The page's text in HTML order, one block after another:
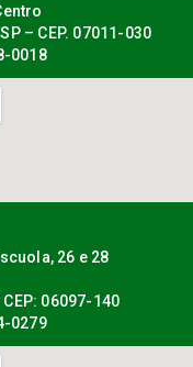
– CEP. 07011-030
0018
26 e 28
06097-140
0279